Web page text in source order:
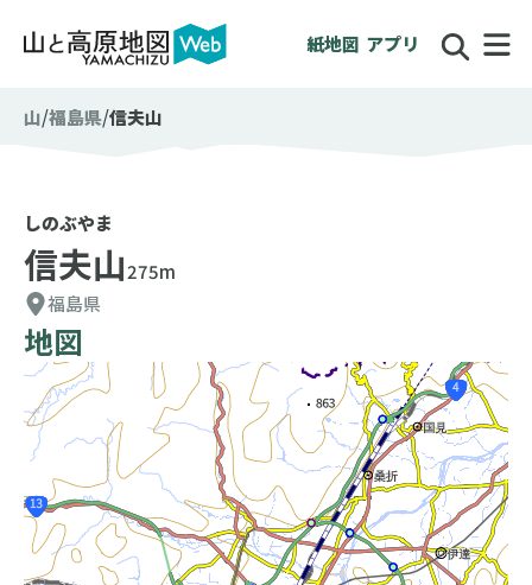
紙地図 アプリ
山 福島県 信夫山
しのぶやま
信夫山275m
福島県
地図